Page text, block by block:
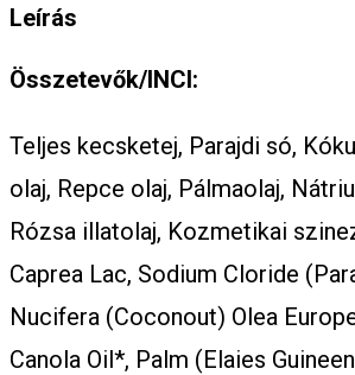
Leírás
Összetevők/INCI:
Teljes kecsketej, Parajdi só,
olaj, Repce olaj, Pálmaolaj,
Rózsa illatolaj, Kozmetikai
Caprea Lac, Sodium Cloride
Nucifera (Coconout) Olea
Canola Oil*, Palm (Elaies